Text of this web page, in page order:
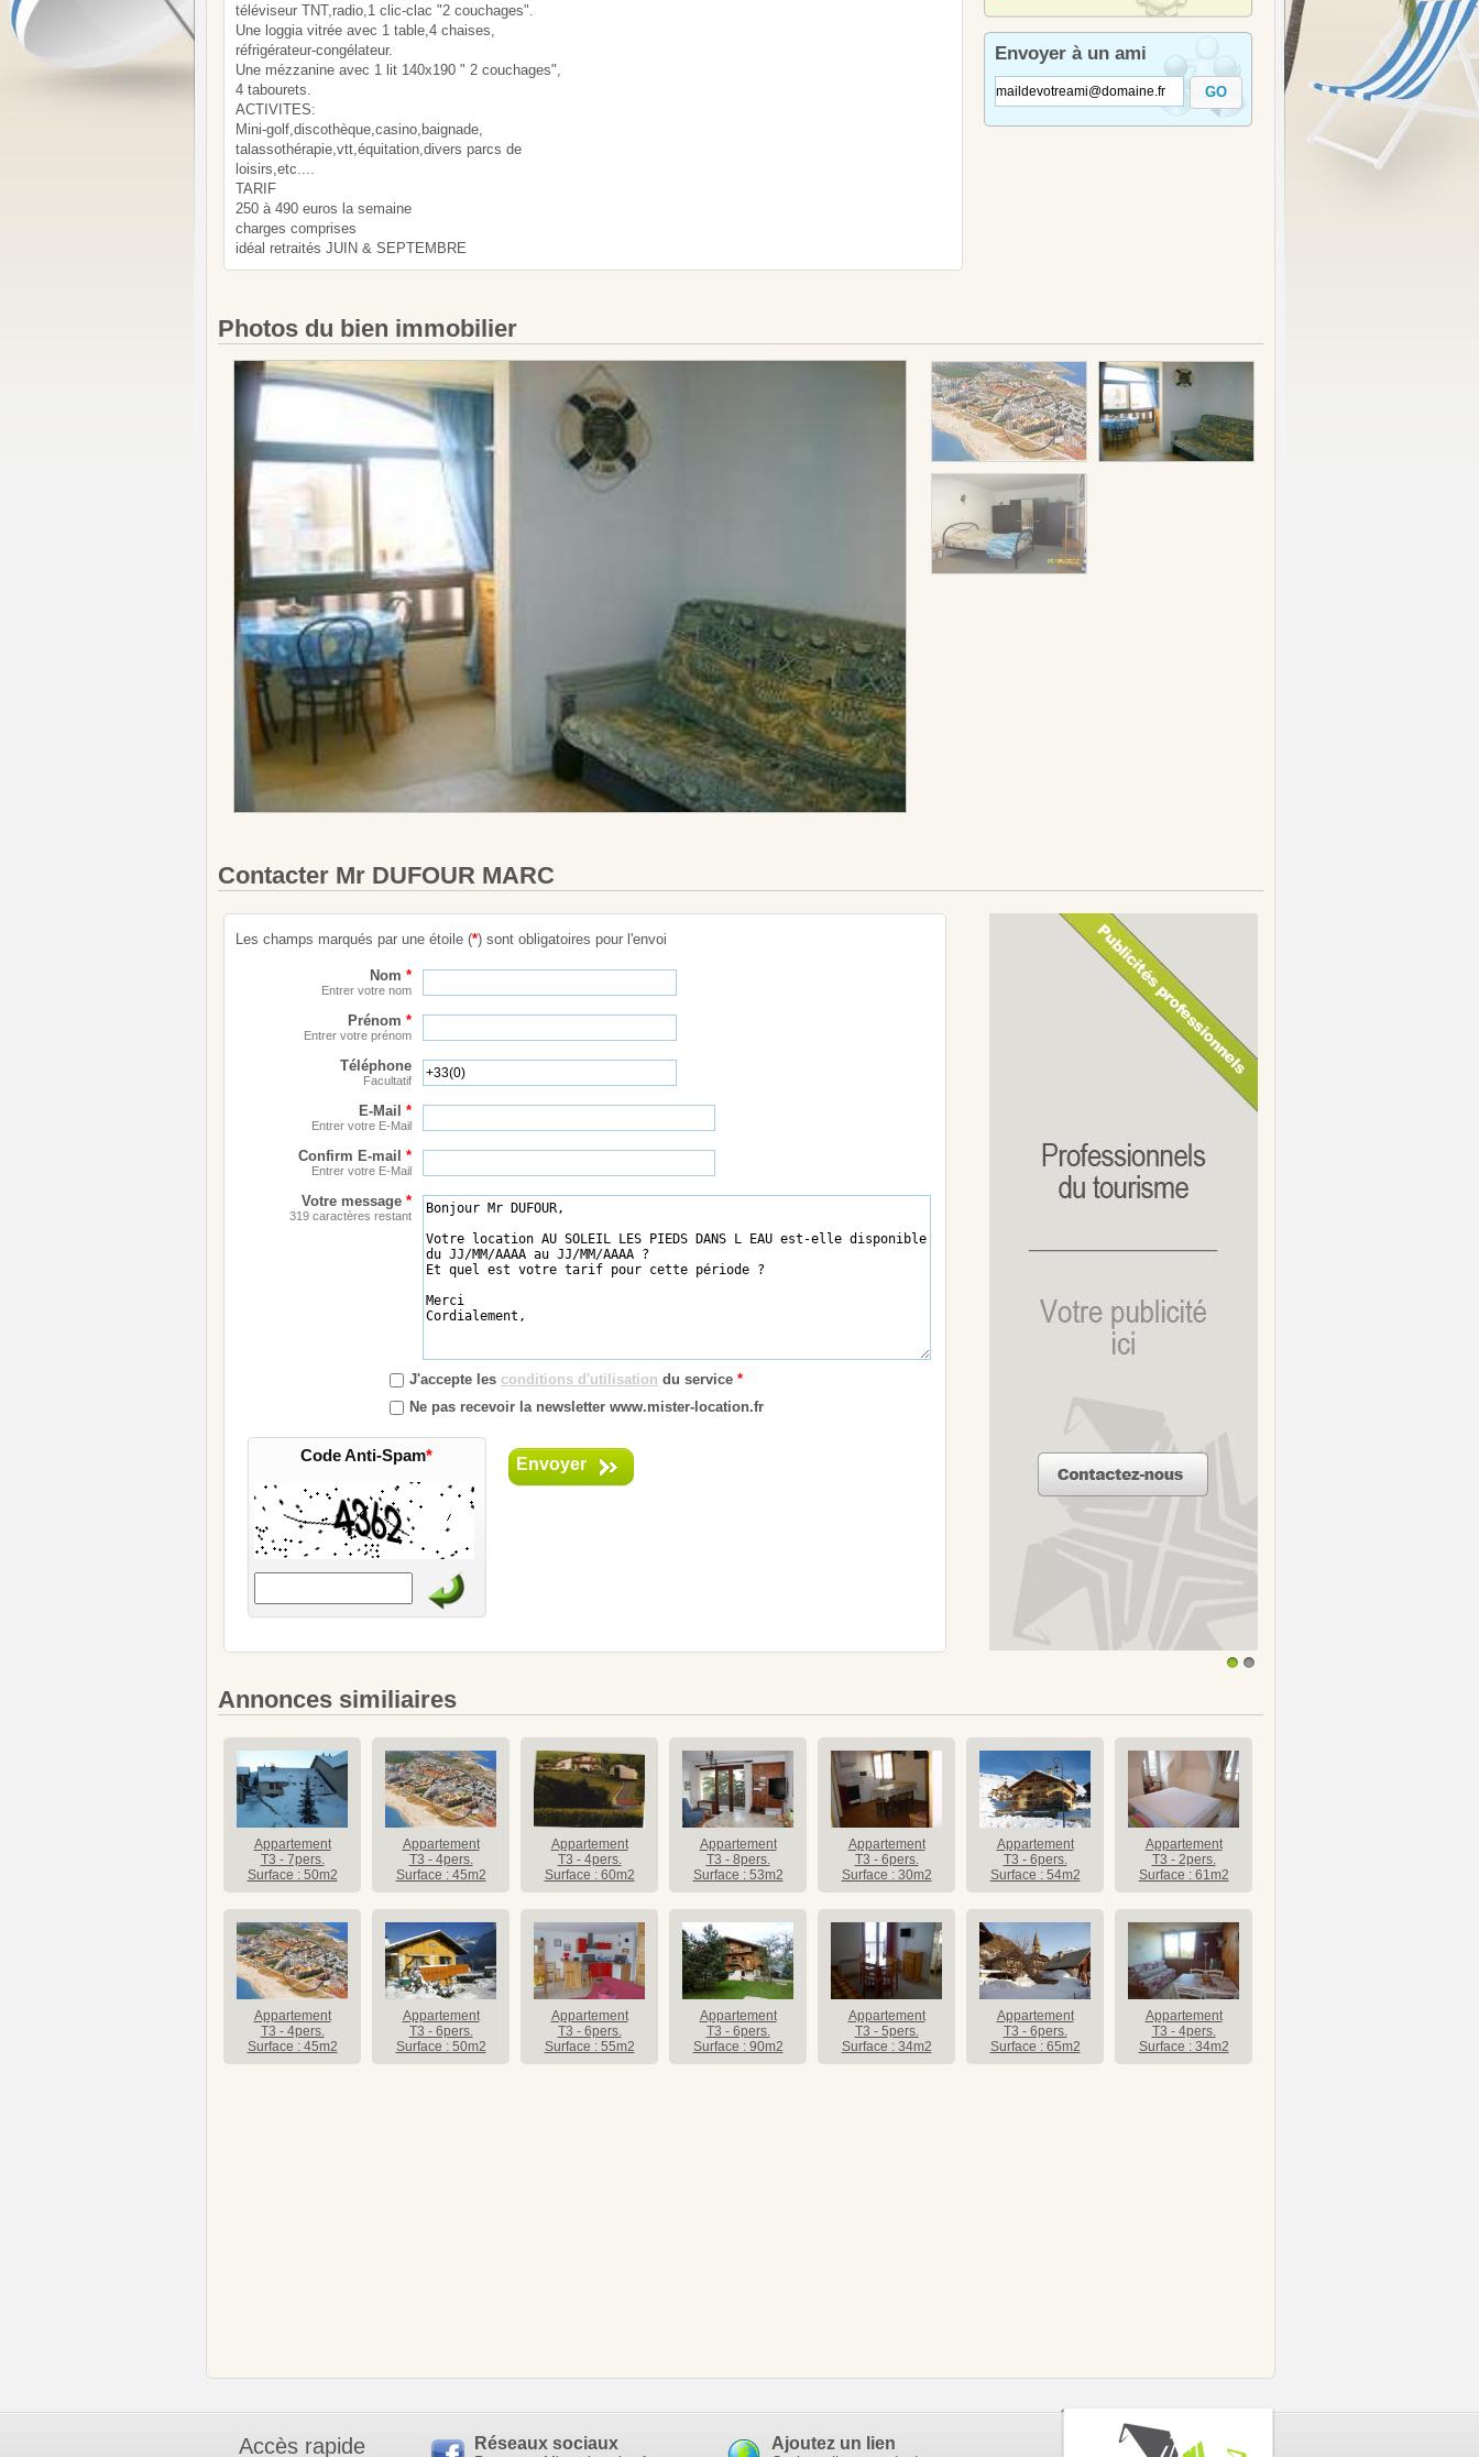
téléviseur TNT,radio,1 clic-clac "2 couchages".
Une loggia vitrée avec 1 table,4 chaises,
réfrigérateur-congélateur.
Une mézzanine avec 1 lit 140x190 " 2 couchages",
4 tabourets.
ACTIVITES:
Mini-golf,discothèque,casino,baignade,
talassothérapie,vtt,équitation,divers parcs de
loisirs,etc....
TARIF
250 à 490 euros la semaine
charges comprises
idéal retraités JUIN & SEPTEMBRE
Envoyer à un ami
GO
Photos du bien immobilier
Contacter Mr DUFOUR MARC
Les champs marqués par une étoile (*) sont obligatoires pour l'envoi
Nom *
Entrer votre nom
Prénom *
Entrer votre prénom
Téléphone
Facultatif
E-Mail *
Entrer votre E-Mail
Confirm E-mail *
Entrer votre E-Mail
Votre message *
319 caractères restant
J'accepte les conditions d'utilisation du service *
Ne pas recevoir la newsletter www.mister-location.fr
Code Anti-Spam* Envoyer
Annonces similiaires
Appartement
T3 - 7pers.
Surface : 50m2
Appartement
T3 - 4pers.
Surface : 45m2
Appartement
T3 - 4pers.
Surface : 60m2
Appartement
T3 - 8pers.
Surface : 53m2
Appartement
T3 - 6pers.
Surface : 30m2
Appartement
T3 - 6pers.
Surface : 54m2
Appartement
T3 - 2pers.
Surface : 61m2
Appartement
T3 - 4pers.
Surface : 45m2
Appartement
T3 - 6pers.
Surface : 50m2
Appartement
T3 - 6pers.
Surface : 55m2
Appartement
T3 - 6pers.
Surface : 90m2
Appartement
T3 - 5pers.
Surface : 34m2
Appartement
T3 - 6pers.
Surface : 65m2
Appartement
T3 - 4pers.
Surface : 34m2
Accès rapide Réseaux sociaux Ajoutez un lien